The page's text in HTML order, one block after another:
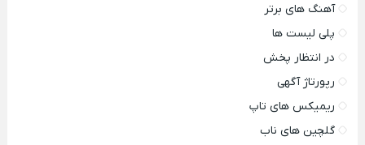
آهنگ های برتر
پلی لیست ها
در انتظار پخش
رپورتاژ آگهی
ریمیکس های تاپ
گلچین های ناب